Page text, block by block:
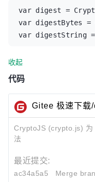
var digest =
var digestBytes =
收起
代码
Gitee 极速下载
CryptoJS (crypto.js) 为
法
最近提交:
ac34a5a5
Merge